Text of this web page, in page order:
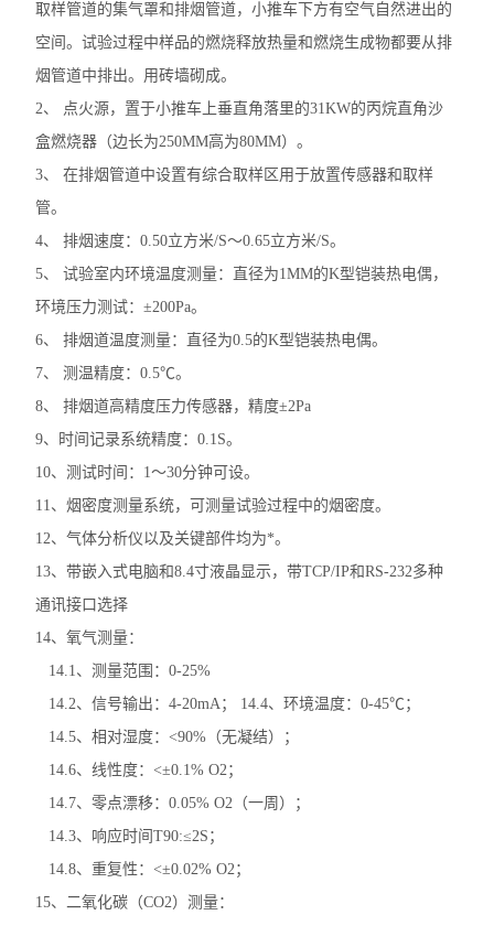
取样管道的集气罩和排烟管道，小推车下方有空气自然进出的
空间。试验过程中样品的燃烧释放热量和燃烧生成物都要从排
烟管道中排出。用砖墙砌成。
2、 点火源，置于小推车上垂直角落里的31KW的丙烷直角沙
盒燃烧器（边长为250MM高为80MM）。
3、 在排烟管道中设置有综合取样区用于放置传感器和取样
管。
4、 排烟速度：0.50立方米/S～0.65立方米/S。
5、 试验室内环境温度测量：直径为1MM的K型铠装热电偶，
环境压力测试：±200Pa。
6、 排烟道温度测量：直径为0.5的K型铠装热电偶。
7、 测温精度：0.5℃。
8、 排烟道高精度压力传感器，精度±2Pa
9、时间记录系统精度：0.1S。
10、测试时间：1～30分钟可设。
11、烟密度测量系统，可测量试验过程中的烟密度。
12、气体分析仪以及关键部件均为*。
13、带嵌入式电脑和8.4寸液晶显示，带TCP/IP和RS-232多种
通讯接口选择
14、氧气测量：
14.1、测量范围：0-25%
14.2、信号输出：4-20mA； 14.4、环境温度：0-45℃；
14.5、相对湿度：<90%（无凝结）；
14.6、线性度：<±0.1% O2；
14.7、零点漂移：0.05% O2（一周）；
14.3、响应时间T90:≤2S；
14.8、重复性：<±0.02% O2；
15、二氧化碳（CO2）测量：